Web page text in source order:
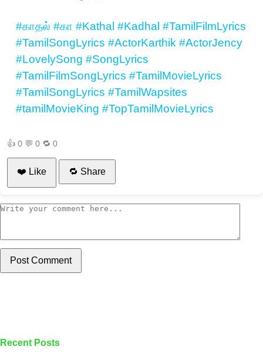
#காதல் #கா #Kathal #Kadhal #TamilFilmLyrics
#TamilSongLyrics #ActorKarthik #ActorJency
#LovelySong #SongLyrics
#TamilFilmSongLyrics #TamilMovieLyrics
#TamilSongLyrics #TamilWapsites
#tamilMovieKing #TopTamilMovieLyrics
👍 0 💬 0 🔁 0
❤️ Like 🔁 Share
Post Comment
Recent Posts